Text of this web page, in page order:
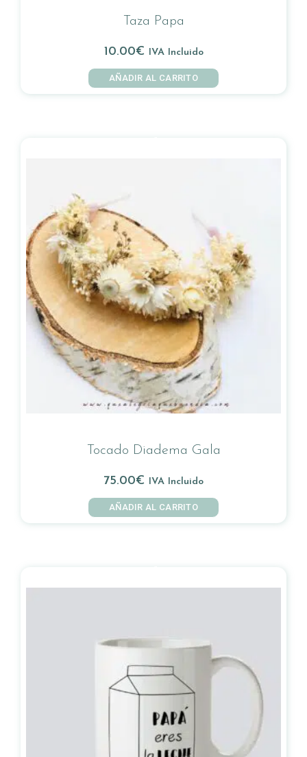
Taza Papa
10.00€ IVA Incluido
AÑADIR AL CARRITO
Tocado Diadema Gala
75.00€ IVA Incluido
AÑADIR AL CARRITO